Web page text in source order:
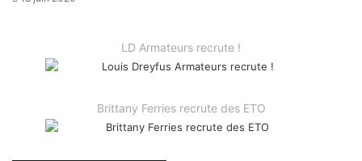
LD Armateurs recrute !
Brittany Ferries recrute des ETO